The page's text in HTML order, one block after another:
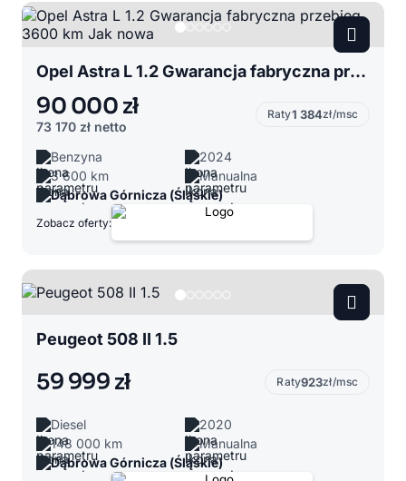
Opel Astra L 1.2 Gwarancja fabryczna przebieg 3600 km Jak nowa
90 000 zł
73 170 zł netto
Raty1 384zł/msc
Benzyna
2024
3 600 km
Manualna
Dąbrowa Górnicza (Śląskie)
Zobacz oferty:
Peugeot 508 II 1.5
59 999 zł Raty923zł/msc
Diesel
2020
148 000 km
Manualna
Dąbrowa Górnicza (Śląskie)